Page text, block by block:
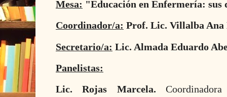
Mesa: "Educación en Enfermería: sus
Coordinador/a: Prof. Lic. Villalba
Secretario/a: Lic. Almada Eduardo
Panelistas:
Lic. Rojas Marcela.